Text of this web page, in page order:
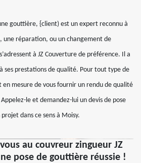
gouttière, {client) est un expert reconnu à
une réparation, ou un changement de
à JZ Couverture de préférence. Il a
ses prestations de qualité. Pour tout type de
mesure de vous fournir un rendu de qualité
le et demandez-lui un devis de pose
dans ce sens à Moisy.
au couvreur zingueur JZ
pose de gouttière réussie !